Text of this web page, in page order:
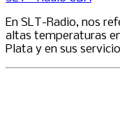
En SLT-Radio, nos
altas temperaturas
Plata y en sus